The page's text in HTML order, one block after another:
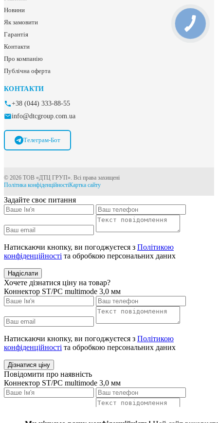
Новини
Як замовити
Гарантія
Контакти
Про компанію
Публічна оферта
КОНТАКТИ
+38 (044) 333-88-55
info@dtcgroup.com.ua
Телеграм-Бот
© 2026 ТОВ «ДТЦ ГРУП». Всі права захищені
Політика конфіденційностіКартка сайту
Задайте своє питання
Натискаючи кнопку, ви погоджуєтеся з Політикою
конфіденційності та обробкою персональних даних
Надіслати
Хочете дізнатися ціну на товар?
Коннектор ST/PC multimode 3,0 мм
Натискаючи кнопку, ви погоджуєтеся з Політикою
конфіденційності та обробкою персональних даних
Дізнатися ціну
Повідомити про наявність
Коннектор ST/PC multimode 3,0 мм